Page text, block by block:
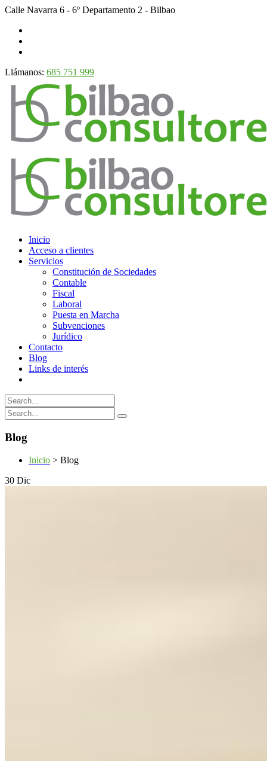
Calle Navarra 6 - 6º Departamento 2 - Bilbao
Llámanos: 685 751 999
Inicio
Acceso a clientes
Servicios
Constitución de Sociedades
Contable
Fiscal
Laboral
Puesta en Marcha
Subvenciones
Jurídico
Contacto
Blog
Links de interés
Blog
Inicio > Blog
30 Dic